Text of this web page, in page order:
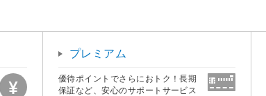
プレミアム
優待ポイントでさらにおトク！長期
保証など、安心のサポートサービス